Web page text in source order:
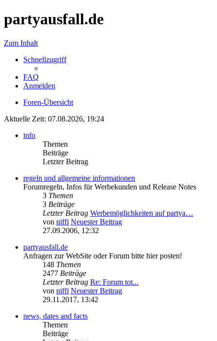
partyausfall.de
Zum Inhalt
Schnellzugriff
FAQ
Anmelden
Foren-Übersicht
Aktuelle Zeit: 07.08.2026, 19:24
info
Themen
Beiträge
Letzter Beitrag
regeln und allgemeine informationen
Forumregeln, Infos für Werbekunden und Release Notes
3 Themen
3 Beiträge
Letzter Beitrag Werbemöglichkeiten auf partya…
von niffi Neuester Beitrag
27.09.2006, 12:32
partyausfall.de
Anfragen zur WebSite oder Forum bitte hier posten!
148 Themen
2477 Beiträge
Letzter Beitrag Re: Forum tot...
von niffi Neuester Beitrag
29.11.2017, 13:42
news, dates and facts
Themen
Beiträge